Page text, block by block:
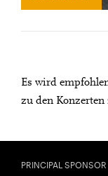
Es wird
zu den
PRINCIPAL SPONSOR